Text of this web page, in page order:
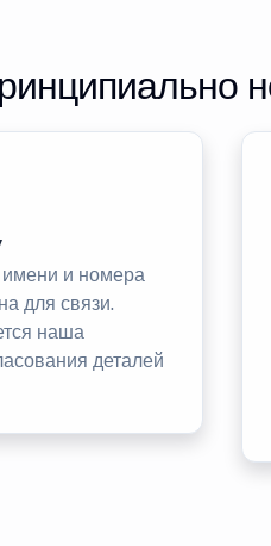
и номера
для связи.
наша
деталей